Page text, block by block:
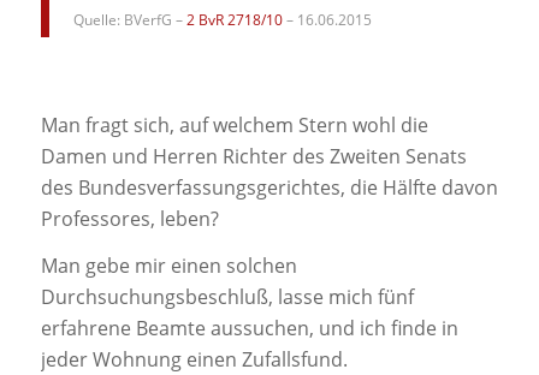
Quelle: BVerfG –2 BvR 2718/10– 16.06.2015
Man fragt sich, auf welchem Stern wohl die
Damen und Herren Richter des Zweiten Senats
des Bundesverfassungsgerichtes, die Hälfte davon
Professores, leben?
Man gebe mir einen solchen
Durchsuchungsbeschluß, lasse mich fünf
erfahrene Beamte aussuchen, und ich finde in
jeder Wohnung einen Zufallsfund.